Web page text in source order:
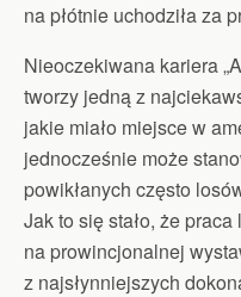
na płótnie uchodziła za
Nieoczekiwana kariera
tworzy jedną z
jakie miało miejsce w
jednocześnie może
powikłanych często
Jak to się stało, że
na prowincjonalnej
z najsłynniejszych